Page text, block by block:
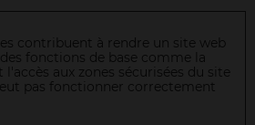
contribuent à rendre un site web
fonctions de base comme la
aux zones sécurisées du site
pas fonctionner correctement